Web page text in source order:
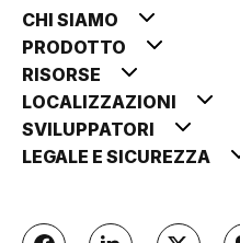
CHI SIAMO
PRODOTTO
RISORSE
LOCALIZZAZIONI
SVILUPPATORI
LEGALE E SICUREZZA